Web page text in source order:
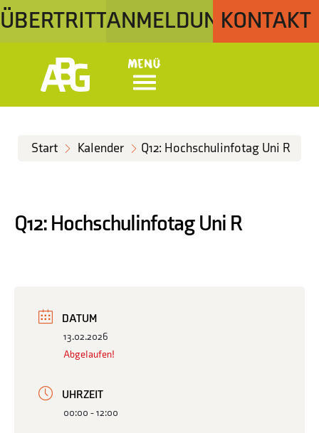
ÜBERTRITTANMELDUNGKONTAKT
Menü
Start Kalender Q12: Hochschulinfotag Uni R
Q12: Hochschulinfotag Uni R
DATUM
13.02.2026
Abgelaufen!
UHRZEIT
00:00 - 12:00